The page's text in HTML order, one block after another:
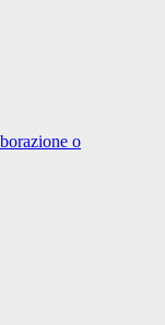
o